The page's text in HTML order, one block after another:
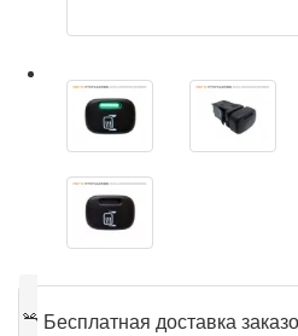
🎁 Бесплатная доставка